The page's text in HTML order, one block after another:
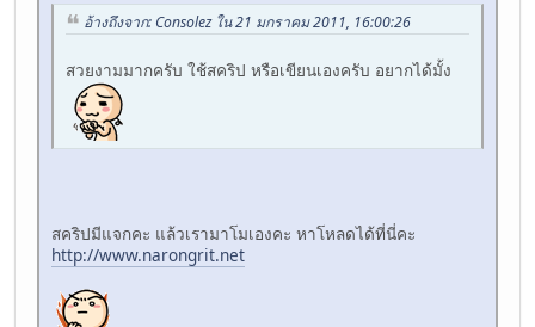
อ้างถึงจาก: Consolez ใน 21 มกราคม 2011, 16:00:26
สวยงามมากครับ ใช้สคริป หรือเขียนเองครับ อยากได้มั้ง
สคริปมีแจกคะ แล้วเรามาโมเองคะ หาโหลดได้ที่นี่คะ
http://www.narongrit.net